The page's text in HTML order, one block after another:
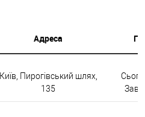
Адреса
Київ, Пирогівський шлях,
135